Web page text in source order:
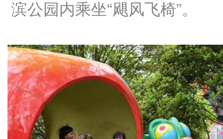
滨公园内乘坐“飓风飞椅”。